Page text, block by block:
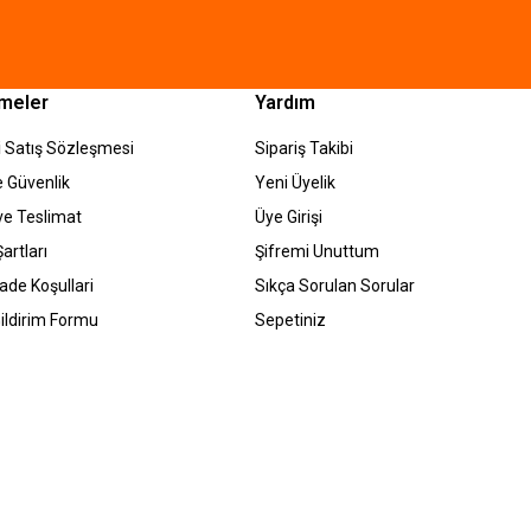
Sözleşmesi
Güvenlik
Teslimat
Koşullari
Formu
Yardım
Sipariş Takibi
Yeni Üyelik
Üye Girişi
Şifremi Unuttum
Sıkça Sorulan Sorular
Sepetiniz